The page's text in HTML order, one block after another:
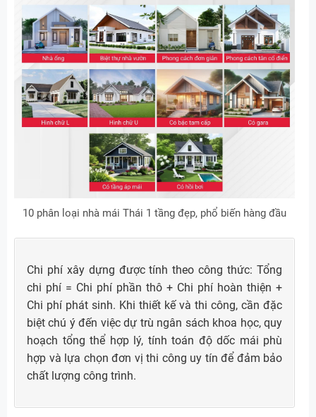
10 phân loại nhà mái Thái 1 tầng đẹp, phổ biến hàng đầu
Chi phí xây dựng được tính theo công thức: Tổng
chi phí = Chi phí phần thô + Chi phí hoàn thiện +
Chi phí phát sinh. Khi thiết kế và thi công, cần đặc
biệt chú ý đến việc dự trù ngân sách khoa học, quy
hoạch tổng thể hợp lý, tính toán độ dốc mái phù
hợp và lựa chọn đơn vị thi công uy tín để đảm bảo
chất lượng công trình.